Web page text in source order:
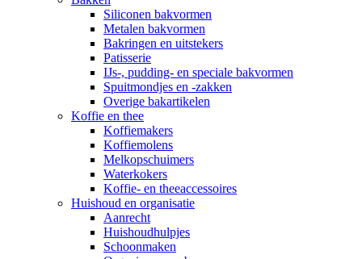
Siliconen bakvormen
Metalen bakvormen
Bakringen en uitstekers
Patisserie
IJs-, pudding- en speciale bakvormen
Spuitmondjes en -zakken
Overige bakartikelen
Koffie en thee
Koffiemakers
Koffiemolens
Melkopschuimers
Waterkokers
Koffie- en theeaccessoires
Huishoud en organisatie
Aanrecht
Huishoudhulpjes
Schoonmaken